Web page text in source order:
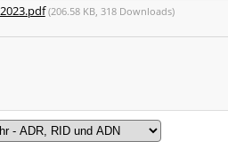
(206.58 KB, 318 Downloads)